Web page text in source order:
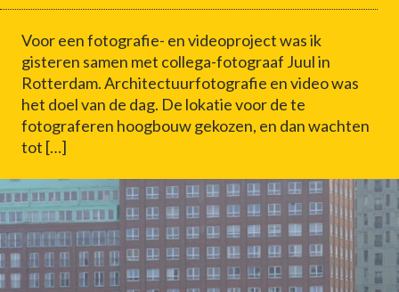
Voor een fotografie- en videoproject was ik
gisteren samen met collega-fotograaf Juul in
Rotterdam. Architectuurfotografie en video was
het doel van de dag. De lokatie voor de te
fotograferen hoogbouw gekozen, en dan wachten
tot […]